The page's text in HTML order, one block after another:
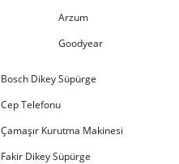
Arzum
Goodyear
Bosch Dikey Süpürge
Cep Telefonu
Çamaşır Kurutma Makinesi
Fakir Dikey Süpürge